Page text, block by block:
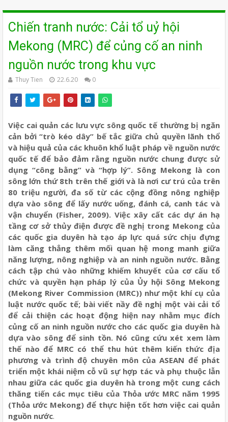
Chiến tranh nước: Cải tổ uỷ hội
Mekong (MRC) để củng cố an ninh
nguồn nước trong khu vực
Thuy Tien 22.6.20 0
Việc cai quản các lưu vực sông quốc tế thường bị ngăn
cản bởi “trò kéo dây” bế tắc giữa chủ quyền lãnh thổ
và hiệu quả của các khuôn khổ luật pháp về nguồn nước
quốc tế để bảo đảm rằng nguồn nước chung được sử
dụng “công bằng” và “hợp lý”. Sông Mekong là con
sông lớn thứ 8th trên thế giới và là nơi cư trú của trên
80 triệu người, đa số từ các cộng đồng nông nghiệp
dựa vào sông để lấy nước uống, đánh cá, canh tác và
vận chuyển (Fisher, 2009). Việc xây cất các dự án hạ
tầng cơ sở thủy điện được đề nghị trong Mekong của
các quốc gia duyên hà tạo áp lực quá sức chịu đựng
làm căng thẳng thêm mối quan hệ mong manh giữa
năng lượng, nông nghiệp và an ninh nguồn nước. Bằng
cách tập chú vào những khiếm khuyết của cơ cấu tổ
chức và quyền hạn pháp lý của Ủy hội Sông Mekong
(Mekong River Commission (MRC)) như một khí cụ của
luật nước quốc tế; bài viết nầy đề nghị một vài cải tổ
để cải thiện các hoạt động hiện nay nhằm mục đích
củng cố an ninh nguồn nước cho các quốc gia duyên hà
dựa vào sông để sinh tồn. Nó cũng cứu xét xem làm
thế nào để MRC có thể thu hút thêm kiến thức địa
phương và trình độ chuyên môn của ASEAN để phát
triển một khái niệm cỗ vũ sự hợp tác và phụ thuộc lẫn
nhau giữa các quốc gia duyên hà trong một cung cách
thăng tiến các mục tiêu của Thỏa ước MRC năm 1995
(Thỏa ước Mekong) để thực hiện tốt hơn việc cai quản
nguồn nước.